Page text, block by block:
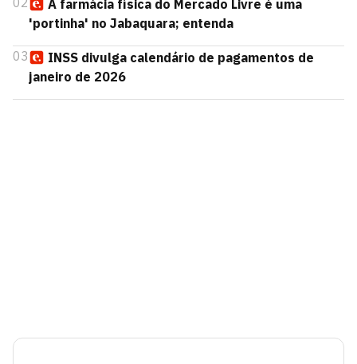
A farmácia física do Mercado Livre é uma
'portinha' no Jabaquara; entenda
03
INSS divulga calendário de pagamentos de
janeiro de 2026